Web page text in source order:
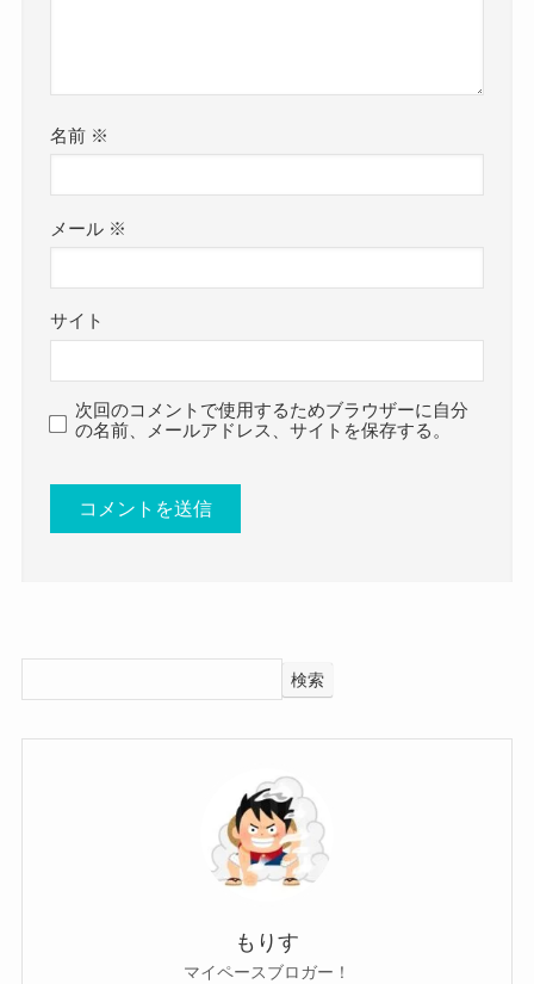
公式X
https://www.instagram.com/serena_kozuki?
やはりアイドルとして活動している以上、
結婚という選択肢は視野に入っていないのかもし
れません！
なかなかアイドルが結婚するのは
ないもんね！
上月せれなさんは中学時代からアイドルとして活
動しています。
相当アイドルとしてのプライドや責任感を持って
ただ、仮に今後アイドルを卒業したり、
アーティストとして活動を始めたら、
名前 ※
メール ※
サイト
次回のコメントで使用するためブラウザーに自分
の名前、メールアドレス、サイトを保存する。
検索
もりす
マイペースブロガー！